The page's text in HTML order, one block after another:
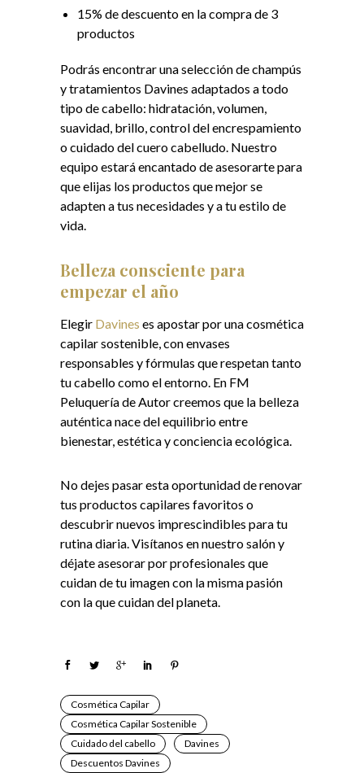
15% de descuento en la compra de 3
productos
Podrás encontrar una selección de champús
y tratamientos Davines adaptados a todo
tipo de cabello: hidratación, volumen,
suavidad, brillo, control del encrespamiento
o cuidado del cuero cabelludo. Nuestro
equipo estará encantado de asesorarte para
que elijas los productos que mejor se
adapten a tus necesidades y a tu estilo de
vida.
Belleza consciente para
empezar el año
Elegir Davines es apostar por una cosmética
capilar sostenible, con envases
responsables y fórmulas que respetan tanto
tu cabello como el entorno. En FM
Peluquería de Autor creemos que la belleza
auténtica nace del equilibrio entre
bienestar, estética y conciencia ecológica.
No dejes pasar esta oportunidad de renovar
tus productos capilares favoritos o
descubrir nuevos imprescindibles para tu
rutina diaria. Visítanos en nuestro salón y
déjate asesorar por profesionales que
cuidan de tu imagen con la misma pasión
con la que cuidan del planeta.
Cosmética Capilar
Cosmética Capilar Sostenible
Cuidado del cabello
Davines
Descuentos Davines